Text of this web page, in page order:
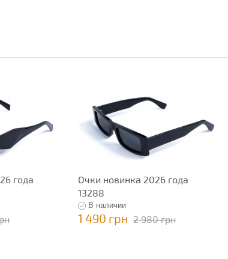
года
Очки новинка 2026 года
13288
В наличии
1 490 грн 2 980 грн